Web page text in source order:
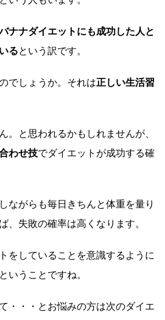
ナナダイエットにも成功した人と
るという訳です。
でしょうか。それは正しい生活習
。と思われるかもしれませんが、
わせ技でダイエットが成功する確
ながらも毎日きちんと体重を量り
、失敗の確率は高くなります。
をしていることを意識するように
いうことですね。
・・・とお悩みの方は次のダイエ